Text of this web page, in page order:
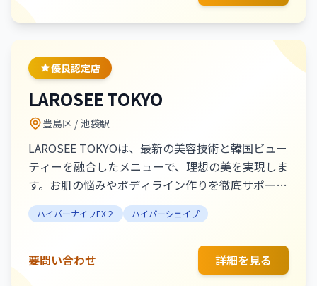
優良認定店
LAROSEE TOKYO
豊島区 / 池袋駅
LAROSEE TOKYOは、最新の美容技術と韓国ビュー
ティーを融合したメニューで、理想の美を実現しま
す。お肌の悩みやボディライン作りを徹底サポート
し、EMSスパで身体のお悩みを解消。どんなお悩み
にも寄り添い、自信に満ちた美しい自分へと導きま
す。あなたの美しさを最大限に引き出すお手伝い
を、心を込めて提供します。新たな自分を目指すあ
なたを、心からお待ちしています。
ハイパーナイフEX２ ハイパーシェイプ
要問い合わせ 詳細を見る